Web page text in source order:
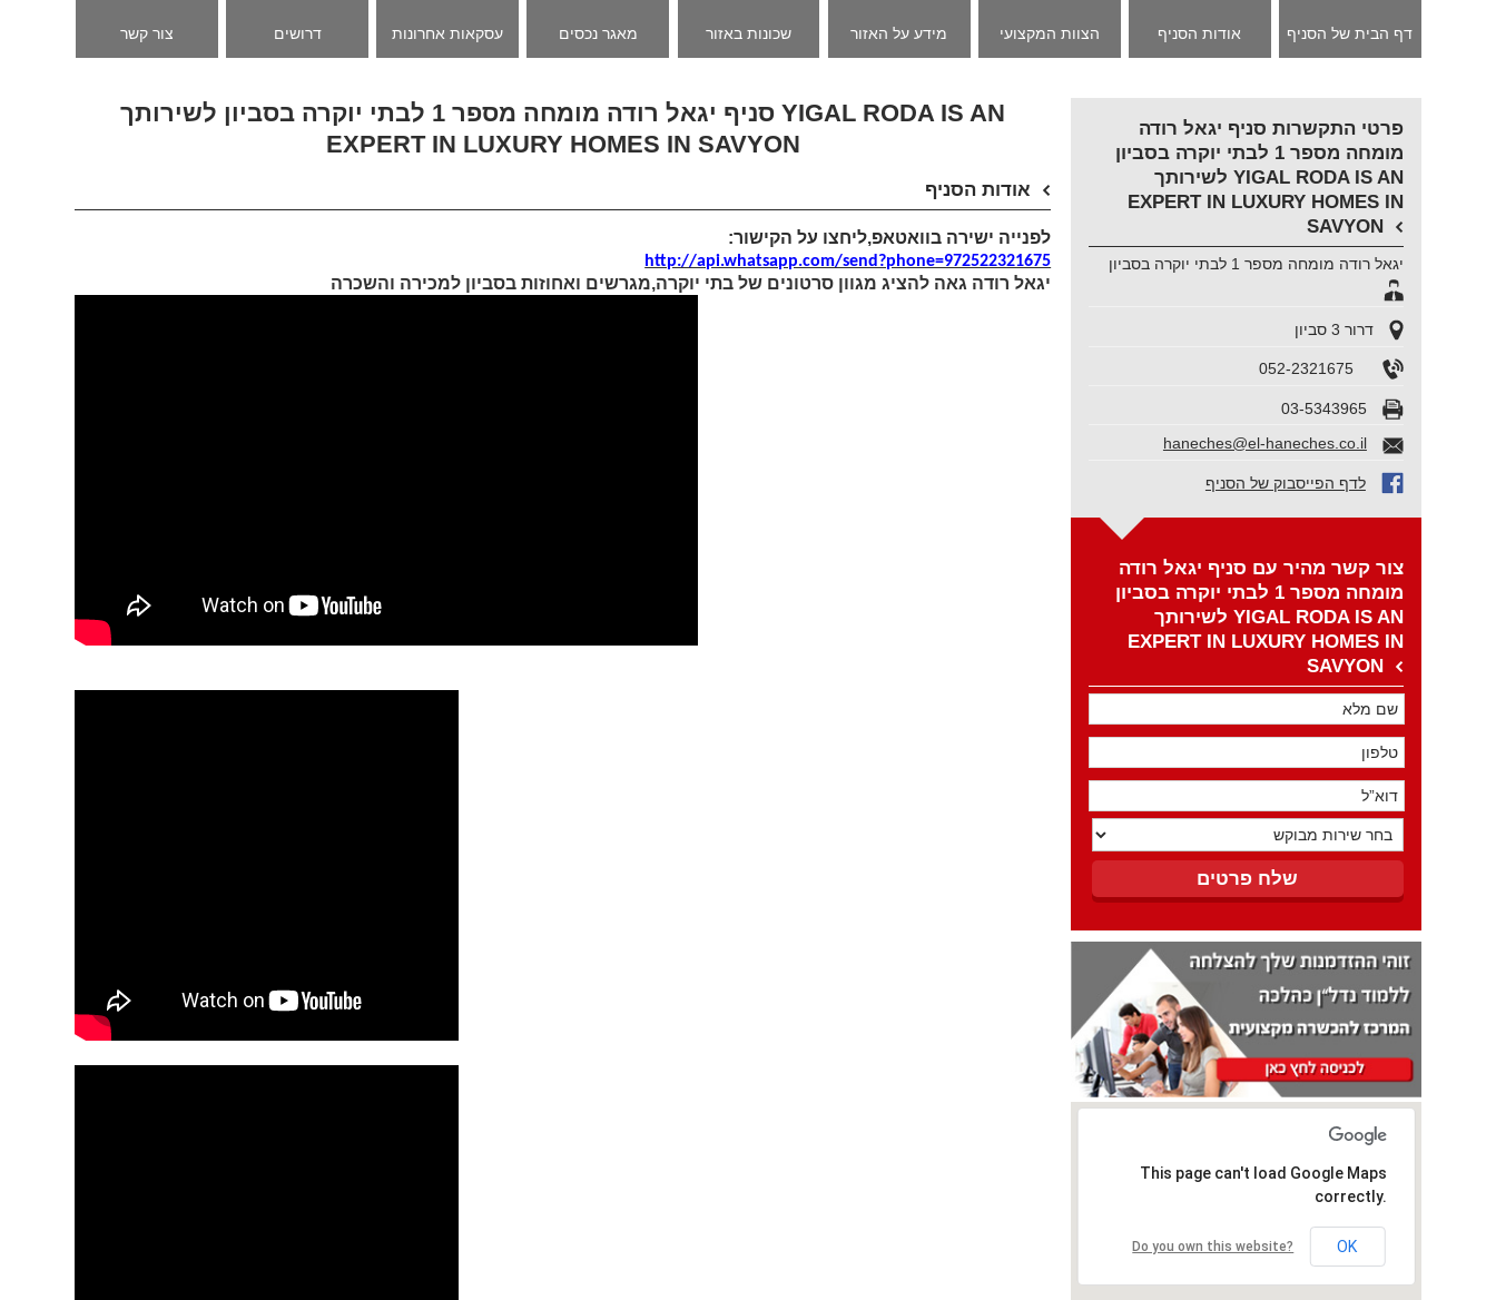
דף הבית של הסניף אודות הסניף הצוות המקצועי מידע על האזור שכונות באזור מאגר נכסים עסקאות אחרונות דרושים צור קשר
סניף יגאל רודה מומחה מספר 1 לבתי יוקרה בסביון לשירותך YIGAL RODA IS AN
EXPERT IN LUXURY HOMES IN SAVYON
אודות הסניף
:לפנייה ישירה בוואטאפ,ליחצו על הקישור
http://api.whatsapp.com/send?phone=972522321675
יגאל רודה גאה להציג מגוון סרטונים של בתי יוקרה,מגרשים ואחוזות בסביון למכירה והשכרה
פרטי התקשרות סניף יגאל רודה
מומחה מספר 1 לבתי יוקרה בסביון
לשירותך YIGAL RODA IS AN
EXPERT IN LUXURY HOMES IN
SAVYON
יגאל רודה מומחה מספר 1 לבתי יוקרה בסביון
דרור 3 סביון
052-2321675
03-5343965
haneches@el-haneches.co.il
לדף הפייסבוק של הסניף
צור קשר מהיר עם סניף יגאל רודה
מומחה מספר 1 לבתי יוקרה בסביון
לשירותך YIGAL RODA IS AN
EXPERT IN LUXURY HOMES IN
SAVYON
This page can't load Google Maps
correctly.
Do you own this website? OK